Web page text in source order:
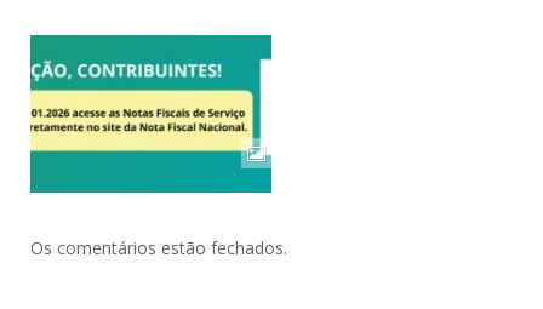
Os comentários estão fechados.